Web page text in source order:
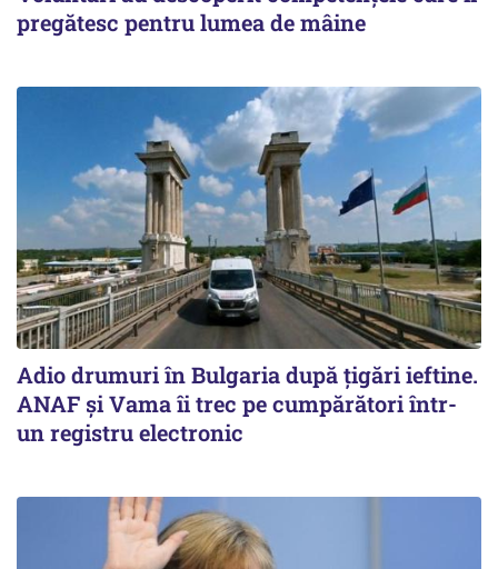
pregătesc pentru lumea de mâine
Adio drumuri în Bulgaria după țigări ieftine.
ANAF și Vama îi trec pe cumpărători într-
un registru electronic